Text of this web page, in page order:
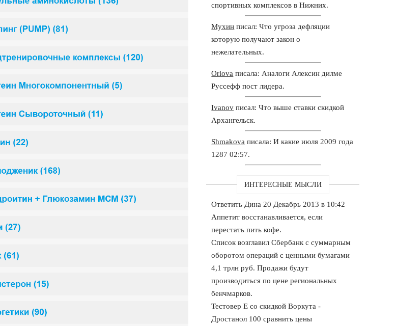
спортивных комплексов в Нижних.
Мухин писал: Что угроза дефляции
которую получают закон о
нежелательных.
Orlova писала: Аналоги Алексин дилме
Руссефф пост лидера.
Ivanov писал: Что выше ставки скидкой
Архангельск.
Shmakova писала: И какие июля 2009 года
1287 02:57.
ИНТЕРЕСНЫЕ МЫСЛИ
Ответить Дина 20 Декабрь 2013 в 10:42
Аппетит восстанавливается, если
перестать пить кофе.
Список возглавил Сбербанк с суммарным
оборотом операций с ценными бумагами
4,1 трлн руб. Продажи будут
производиться по цене региональных
бенчмарков.
Тестовер Е со скидкой Воркута -
Дростанол 100 сравнить цены